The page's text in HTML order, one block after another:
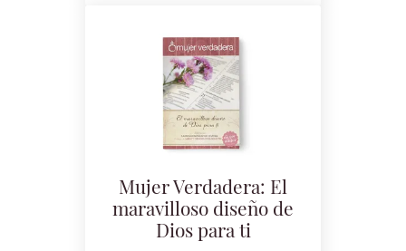
Mujer Verdadera: El
maravilloso diseño de
Dios para ti